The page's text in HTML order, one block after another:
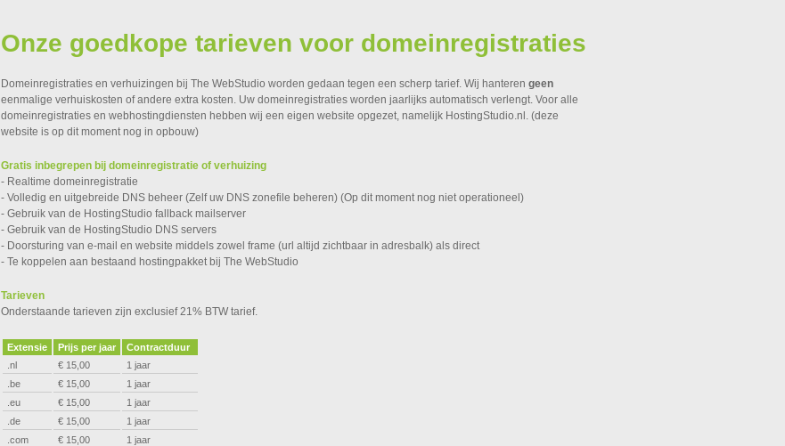
Onze goedkope tarieven voor domeinregistraties
Domeinregistraties en verhuizingen bij The WebStudio worden gedaan tegen een scherp tarief. Wij hanteren geen
eenmalige verhuiskosten of andere extra kosten. Uw domeinregistraties worden jaarlijks automatisch verlengt. Voor alle
domeinregistraties en webhostingdiensten hebben wij een eigen website opgezet, namelijk HostingStudio.nl. (deze
website is op dit moment nog in opbouw)
Gratis inbegrepen bij domeinregistratie of verhuizing
- Realtime domeinregistratie
- Volledig en uitgebreide DNS beheer (Zelf uw DNS zonefile beheren) (Op dit moment nog niet operationeel)
- Gebruik van de HostingStudio fallback mailserver
- Gebruik van de HostingStudio DNS servers
- Doorsturing van e-mail en website middels zowel frame (url altijd zichtbaar in adresbalk) als direct
- Te koppelen aan bestaand hostingpakket bij The WebStudio
Tarieven
Onderstaande tarieven zijn exclusief 21% BTW tarief.
Extensie Prijs per jaar
Contractduur
.nl
€ 15,00
1 jaar
.be
€ 15,00
1 jaar
.eu
€ 15,00
1 jaar
.de
€ 15,00
1 jaar
.com
€ 15,00
1 jaar